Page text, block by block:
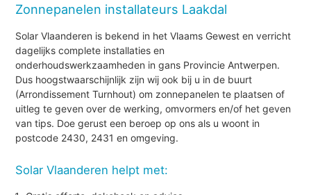
Zonnepanelen installateurs Laakdal
Solar Vlaanderen is bekend in het Vlaams Gewest en verricht
dagelijks complete installaties en
onderhoudswerkzaamheden in gans Provincie Antwerpen.
Dus hoogstwaarschijnlijk zijn wij ook bij u in de buurt
(Arrondissement Turnhout) om zonnepanelen te plaatsen of
uitleg te geven over de werking, omvormers en/of het geven
van tips. Doe gerust een beroep op ons als u woont in
postcode 2430, 2431 en omgeving.
Solar Vlaanderen helpt met: